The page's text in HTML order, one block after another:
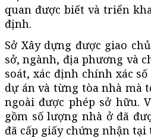
quan được biết và triển
định.
Sở Xây dựng được giao
sở, ngành, địa phương và
soát, xác định chính xác
dự án và từng tòa nhà mà
ngoài được phép sở hữu.
gồm số lượng nhà ở đã
đã cấp giấy chứng nhận tại